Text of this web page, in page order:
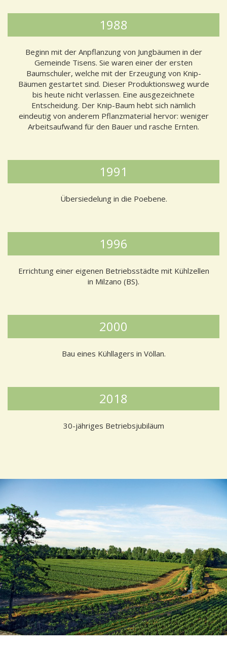
1988
Beginn mit der Anpflanzung von Jungbäumen in der
Gemeinde Tisens. Sie waren einer der ersten
Baumschuler, welche mit der Erzeugung von Knip-
Bäumen gestartet sind. Dieser Produktionsweg wurde
bis heute nicht verlassen. Eine ausgezeichnete
Entscheidung. Der Knip-Baum hebt sich nämlich
eindeutig von anderem Pflanzmaterial hervor: weniger
Arbeitsaufwand für den Bauer und rasche Ernten.
1991
Übersiedelung in die Poebene.
1996
Errichtung einer eigenen Betriebsstädte mit Kühlzellen
in Milzano (BS).
2000
Bau eines Kühllagers in Völlan.
2018
30-jähriges Betriebsjubiläum